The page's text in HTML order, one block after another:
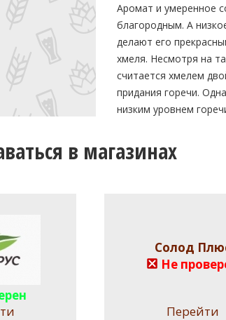
Аромат и умеренное
благородным. А
делают его
хмеля. Несмотря на
считается хмелем
придания горечи.
низким уровнем
в магазинах
Солод
Не
Перейти